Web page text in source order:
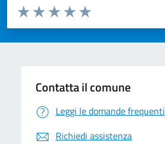
Valuta da 1 a 5 stelle la pagina
Valuta 5 stelle su 5
Valuta 4 stelle su 5
Valuta 3 stelle su 5
Valuta 2 stelle su 5
Valuta 1 stelle su 5
Contatta il comune
Leggi le domande frequenti
Richiedi assistenza